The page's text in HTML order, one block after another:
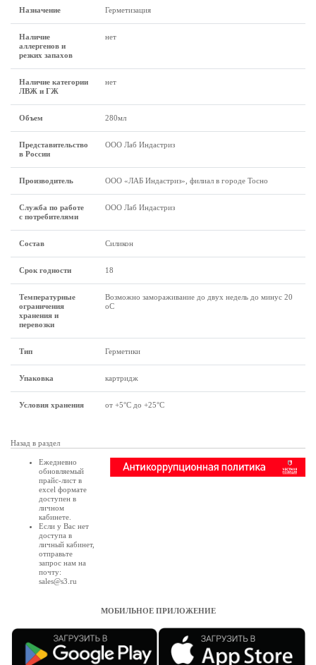
Назначение Герметизация
Наличие
аллергенов и
резких запахов
нет
Наличие категории
ЛВЖ и ГЖ
нет
Объем 280мл
Представительство
в России
ООО Лаб Индастриз
Производитель ООО «ЛАБ Индастриз», филиал в городе Тосно
Служба по работе
с потребителями
ООО Лаб Индастриз
Состав Силикон
Срок годности 18
Температурные
ограничения
хранения и
перевозки
Возможно замораживание до двух недель до минус 20
оС
Тип Герметики
Упаковка картридж
Условия хранения от +5°C до +25°C
Назад в раздел
Ежедневно
обновляемый
прайс-лист в
excel формате
доступен в
личном
кабинете
Если у Вас нет
доступа в
личный кабинет,
отправьте
запрос нам на
почту:
sales@s3.ru
МОБИЛЬНОЕ ПРИЛОЖЕНИЕ